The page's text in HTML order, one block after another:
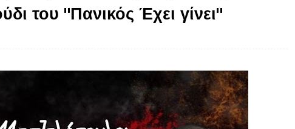
του "Πανικός Έχει γίνει"